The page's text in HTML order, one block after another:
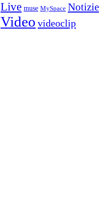
Live muse MySpace Notizie
Video videoclip